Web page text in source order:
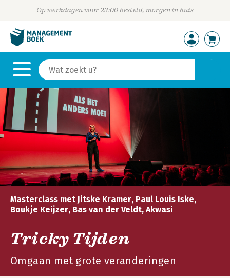
Op werkdagen voor 23:00 besteld, morgen in huis
Masterclass met Jitske Kramer, Paul Louis Iske,
Boukje Keijzer, Bas van der Veldt, Akwasi
Tricky Tijden
Omgaan met grote veranderingen